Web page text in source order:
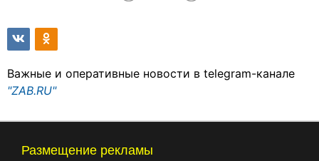
Важные и оперативные новости в telegram-канале
"ZAB.RU"
Размещение рекламы